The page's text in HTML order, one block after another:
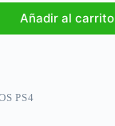
Añadir al carrito
PS4